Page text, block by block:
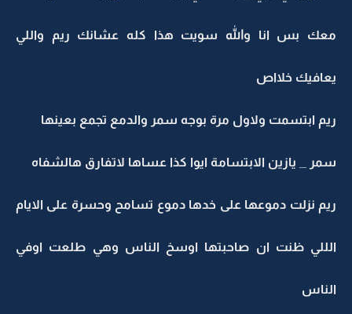
معك بس انا والله سويت هذا كله عشانك ريم واللي
يعافيك خلااص
ريم ابتسمت ولاول مرة بوجه سمر والدمع تجمع بعينها
سمر _ يازين الابتسامة ايوا كذا عساها لاتفارق هالشفاه
ريم نزلت دموعها على خدها دموع تسامح وحسرة على الايام
الللي ظنت ان صاحبتها اوسخ الناس وهي طلعت اوفي
الناس